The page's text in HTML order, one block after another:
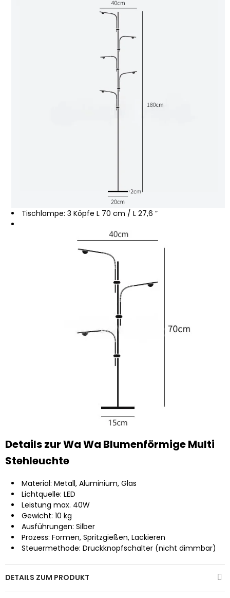
Tischlampe: 3 Köpfe L 70 cm / L 27,6 ”
Details zur Wa Wa Blumenförmige Multi
Stehleuchte
Material: Metall, Aluminium, Glas
Lichtquelle: LED
Leistung max. 40W
Gewicht: 10 kg
Ausführungen: Silber
Prozess: Formen, Spritzgießen, Lackieren
Steuermethode: Druckknopfschalter (nicht dimmbar)
DETAILS ZUM PRODUKT